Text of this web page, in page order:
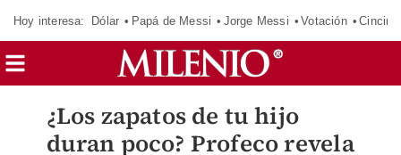
Hoy interesa: Dólar Papá de Messi Jorge Messi Votación
¿Los zapatos de tu hijo
duran poco? Profeco revela